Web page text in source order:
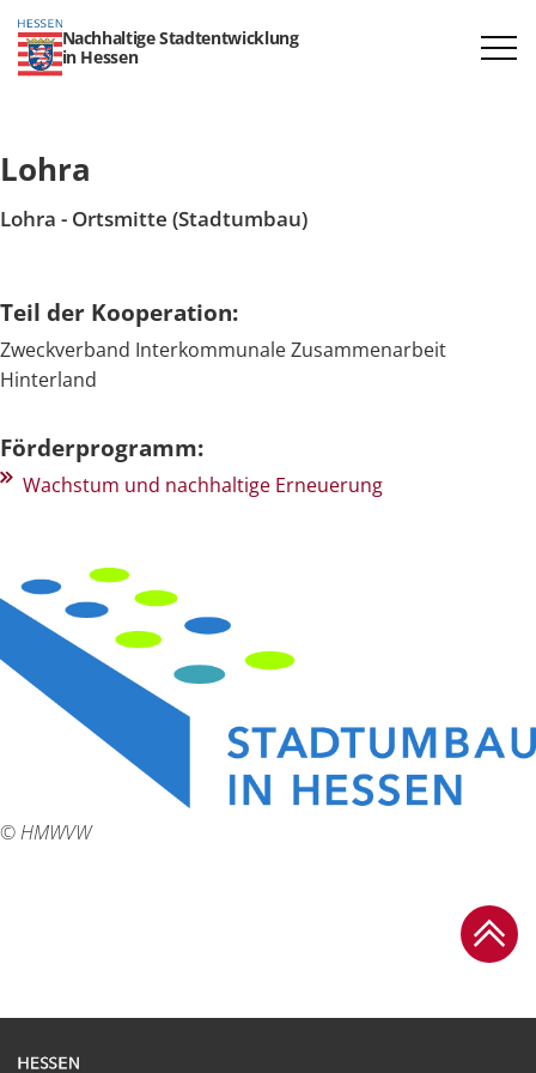
Nachhaltige Stadtentwicklung
in Hessen
Lohra
Lohra - Ortsmitte (Stadtumbau)
Teil der Kooperation:
Zweckverband Interkommunale Zusammenarbeit
Hinterland
Förderprogramm:
Wachstum und nachhaltige Erneuerung
© HMWVW
Zum